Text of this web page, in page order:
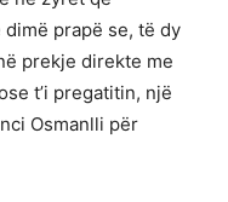
prapë se, të dy
prekje direkte me
t’i pregatitin, një
Osmanlli për